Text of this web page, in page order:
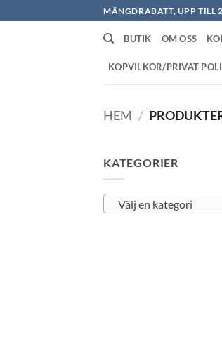
to
MÄNGDRABATT, UPP TILL
BUTIK OM OSS
KÖPVILKOR/PRIVAT
HEM /
KATEGORIER
Välj en kategori